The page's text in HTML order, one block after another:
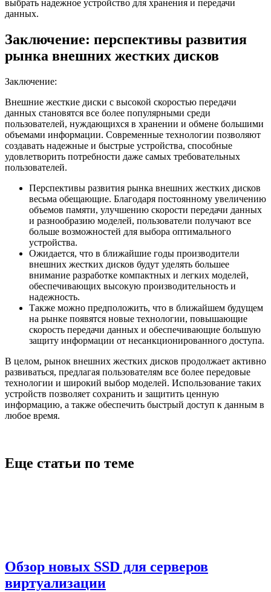
выбрать надежное устройство для хранения и передачи
данных.
Заключение: перспективы развития
рынка внешних жестких дисков
Заключение:
Внешние жесткие диски с высокой скоростью передачи
данных становятся все более популярными среди
пользователей, нуждающихся в хранении и обмене большими
объемами информации. Современные технологии позволяют
создавать надежные и быстрые устройства, способные
удовлетворить потребности даже самых требовательных
пользователей.
Перспективы развития рынка внешних жестких дисков
весьма обещающие. Благодаря постоянному увеличению
объемов памяти, улучшению скорости передачи данных
и разнообразию моделей, пользователи получают все
больше возможностей для выбора оптимального
устройства.
Ожидается, что в ближайшие годы производители
внешних жестких дисков будут уделять большее
внимание разработке компактных и легких моделей,
обеспечивающих высокую производительность и
надежность.
Также можно предположить, что в ближайшем будущем
на рынке появятся новые технологии, повышающие
скорость передачи данных и обеспечивающие большую
защиту информации от несанкционированного доступа.
В целом, рынок внешних жестких дисков продолжает активно
развиваться, предлагая пользователям все более передовые
технологии и широкий выбор моделей. Использование таких
устройств позволяет сохранить и защитить ценную
информацию, а также обеспечить быстрый доступ к данным в
любое время.
Еще статьи по теме
Обзор новых SSD для серверов
виртуализации